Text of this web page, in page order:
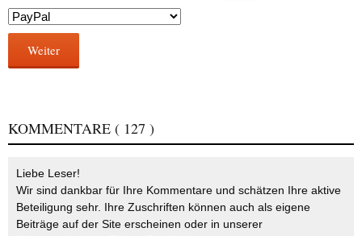
Weiter
KOMMENTARE ( 127 )
Liebe Leser!
Wir sind dankbar für Ihre Kommentare und schätzen Ihre aktive
Beteiligung sehr. Ihre Zuschriften können auch als eigene
Beiträge auf der Site erscheinen oder in unserer